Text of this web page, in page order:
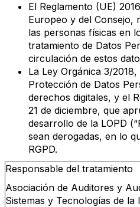
El Reglamento (UE)
Europeo y del Consejo,
las personas físicas en
tratamiento de Datos
circulación de estos
La Ley Orgánica 3/
Protección de Datos
derechos digitales, y el
21 de diciembre, que
desarrollo de la LOPD
sean derogadas, en lo
RGPD.
Responsable del tratamiento
Asociación de Auditores y
Sistemas y Tecnologías de